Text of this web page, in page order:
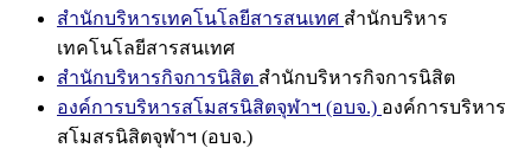
สำนักบริหารเทคโนโลยีสารสนเทศ สำนักบริหาร
เทคโนโลยีสารสนเทศ
สำนักบริหารกิจการนิสิต สำนักบริหารกิจการนิสิต
องค์การบริหารสโมสรนิสิตจุฬาฯ (อบจ.) องค์การบริหาร
สโมสรนิสิตจุฬาฯ (อบจ.)